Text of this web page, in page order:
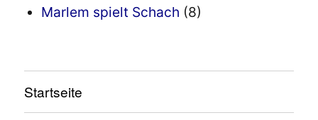
Marlem spielt Schach (8)
Startseite